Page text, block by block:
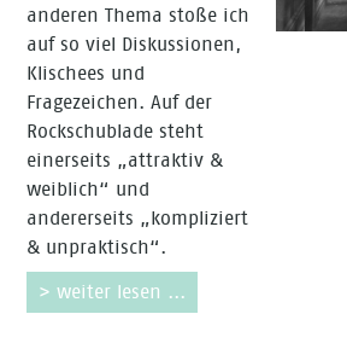
anderen Thema stoße ich
auf so viel Diskussionen,
Klischees und
Fragezeichen. Auf der
Rockschublade steht
einerseits „attraktiv &
weiblich“ und
andererseits „kompliziert
& unpraktisch“.
> weiter lesen ...